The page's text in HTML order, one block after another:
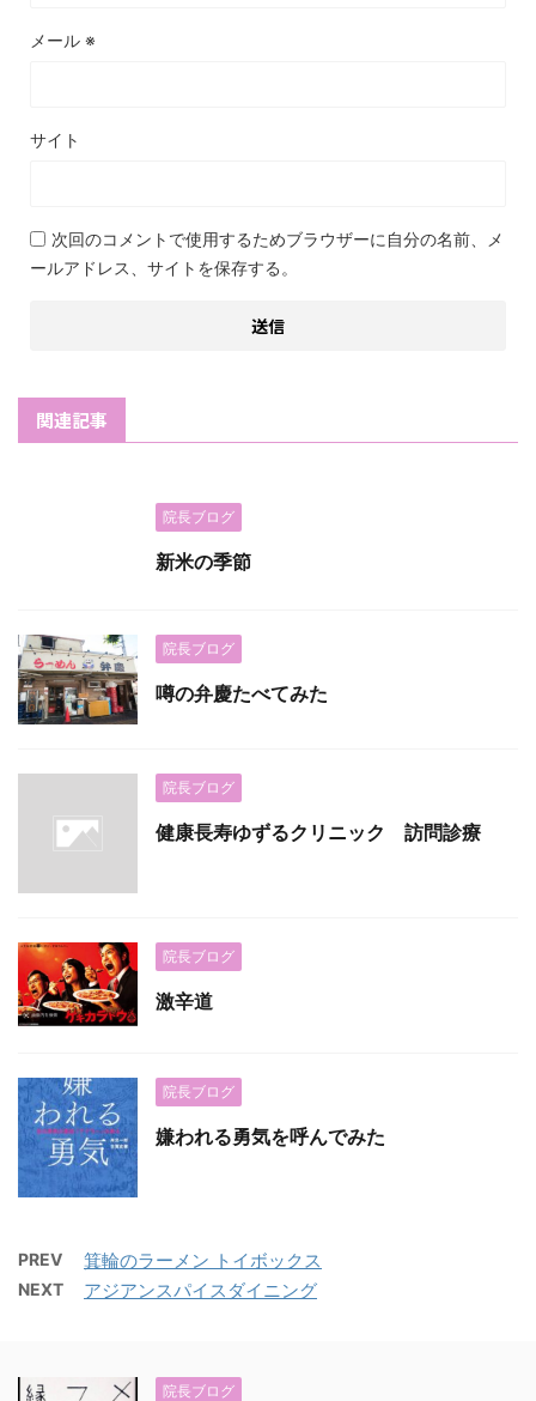
メール ※
サイト
次回のコメントで使用するためブラウザーに自分の名前、メ
ールアドレス、サイトを保存する。
関連記事
院長ブログ
新米の季節
院長ブログ
噂の弁慶たべてみた
院長ブログ
健康長寿ゆずるクリニック 訪問診療
院長ブログ
激辛道
院長ブログ
嫌われる勇気を呼んでみた
PREV 箕輪のラーメン トイボックス
NEXT アジアンスパイスダイニング
院長ブログ